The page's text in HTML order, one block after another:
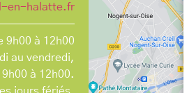
en-halatte.fr
9h00 à 12h00
au vendredi,
à 12h00.
jours fériés.